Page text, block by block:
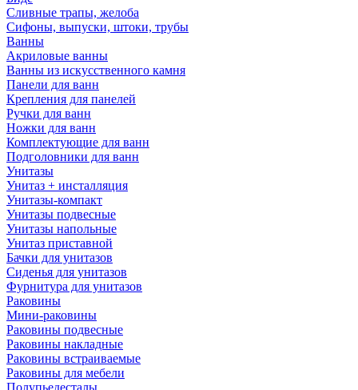
Сливные трапы, желоба
Сифоны, выпуски, штоки, трубы
Ванны
Акриловые ванны
Ванны из искусственного камня
Панели для ванн
Крепления для панелей
Ручки для ванн
Ножки для ванн
Комплектующие для ванн
Подголовники для ванн
Унитазы
Унитаз + инсталляция
Унитазы-компакт
Унитазы подвесные
Унитазы напольные
Унитаз приставной
Бачки для унитазов
Сиденья для унитазов
Фурнитура для унитазов
Раковины
Мини-раковины
Раковины подвесные
Раковины накладные
Раковины встраиваемые
Раковины для мебели
Полупьедесталы